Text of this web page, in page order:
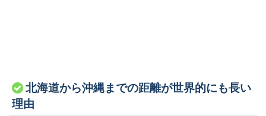
北海道から沖縄までの距離が世界的にも長い
理由